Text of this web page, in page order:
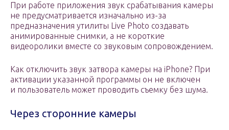
При работе приложения звук срабатывания камеры
не предусматривается изначально из-за
предназначения утилиты Live Photo создавать
анимированные снимки, а не короткие
видеоролики вместе со звуковым сопровождением.
Как отключить звук затвора камеры на iPhone? При
активации указанной программы он не включен
и пользователь может проводить съемку без шума.
Через сторонние камеры